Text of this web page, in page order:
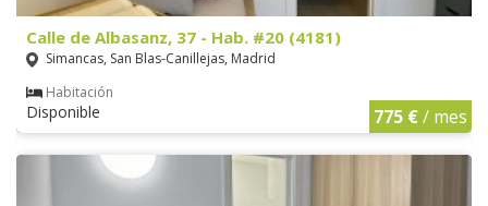
Calle de Albasanz, 37 - Hab. #20 (4181)
Simancas, San Blas-Canillejas, Madrid
Habitación
Disponible 775 €/ mes